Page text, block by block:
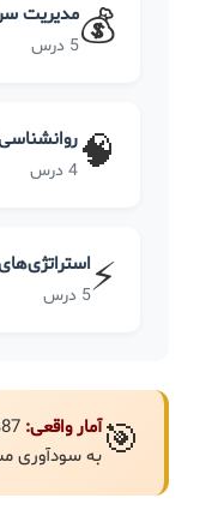
💰مدیریت
5 درس
🧠 4 درس
⚡5 درس
🎯آمار واقعی:
به سودآوری